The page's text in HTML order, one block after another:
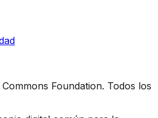
Foundation. Todos los